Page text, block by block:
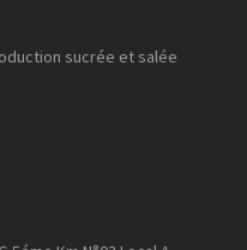
sucrée et salée